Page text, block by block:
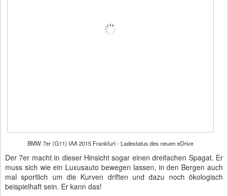
BMW 7er (G11) IAA 2015 Frankfurt - Ladestatus des neuen eDrive
Der 7er macht in dieser Hinsicht sogar einen dreifachen Spagat. Er
muss sich wie ein Luxusauto bewegen lassen, in den Bergen auch
mal sportlich um die Kurven driften und dazu noch ökologisch
beispielhaft sein. Er kann das!